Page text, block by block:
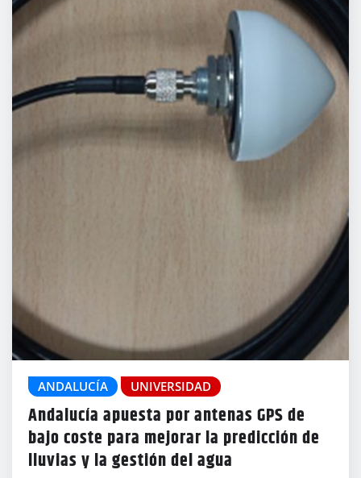
ANDALUCÍA UNIVERSIDAD
Andalucía apuesta por antenas GPS de
bajo coste para mejorar la predicción de
lluvias y la gestión del agua